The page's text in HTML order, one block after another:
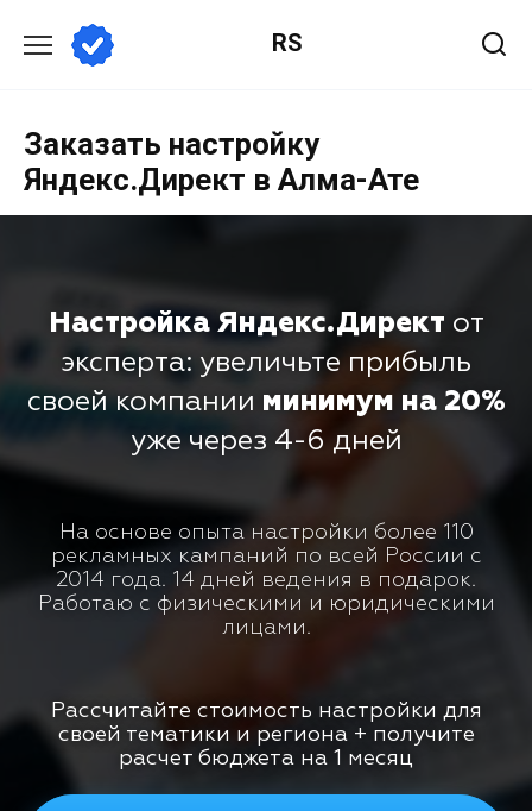
RS
Заказать настройку
Яндекс.Директ в Алма-Ате
Настройка Яндекс.Директ от
эксперта: увеличьте прибыль
своей компании минимум на 20%
уже через 4-6 дней
На основе опыта настройки более 110
рекламных кампаний по всей России с
2014 года. 14 дней ведения в подарок.
Работаю с физическими и юридическими
лицами.
Рассчитайте стоимость настройки для
своей тематики и региона + получите
расчет бюджета на 1 месяц